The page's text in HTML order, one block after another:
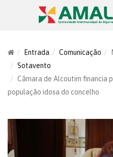
Entrada Comunicação
Sotavento
Câmara de Alcoutim financia
população idosa do concelho